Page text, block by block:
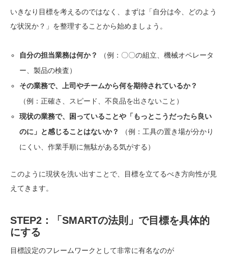
いきなり目標を考えるのではなく、まずは「自分は今、どのよう
な状況か？」を整理することから始めましょう。
自分の担当業務は何か？
（例：〇〇の組立、機械オペレータ
ー、製品の検査）
その業務で、上司やチームから何を期待されているか？
（例：正確さ、スピード、不良品を出さないこと）
現状の業務で、困っていることや「もっとこうだったら良い
のに」と感じることはないか？
（例：工具の置き場が分かり
にくい、作業手順に無駄がある気がする）
このように現状を洗い出すことで、目標を立てるべき方向性が見
えてきます。
STEP2：「SMARTの法則」で目標を具体的
にする
目標設定のフレームワークとして非常に有名なのが